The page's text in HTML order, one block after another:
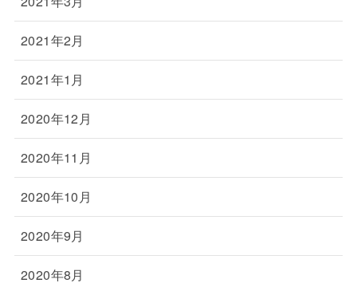
2021年2月
2021年1月
2020年12月
2020年11月
2020年10月
2020年9月
2020年8月